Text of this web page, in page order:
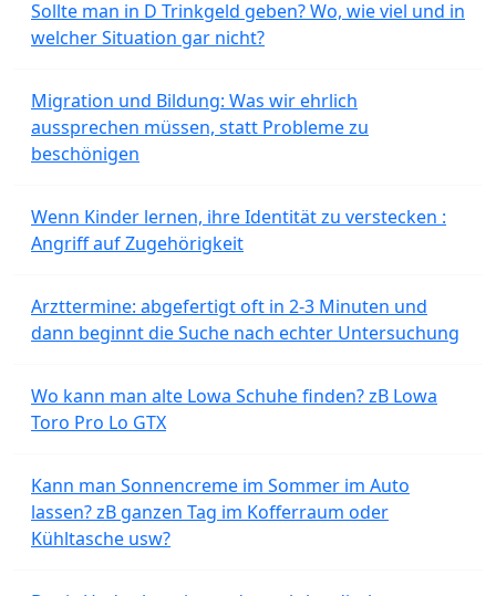
Sollte man in D Trinkgeld geben? Wo, wie viel und in
welcher Situation gar nicht?
Migration und Bildung: Was wir ehrlich
aussprechen müssen, statt Probleme zu
beschönigen
Wenn Kinder lernen, ihre Identität zu verstecken :
Angriff auf Zugehörigkeit
Arzttermine: abgefertigt oft in 2-3 Minuten und
dann beginnt die Suche nach echter Untersuchung
Wo kann man alte Lowa Schuhe finden? zB Lowa
Toro Pro Lo GTX
Kann man Sonnencreme im Sommer im Auto
lassen? zB ganzen Tag im Kofferraum oder
Kühltasche usw?